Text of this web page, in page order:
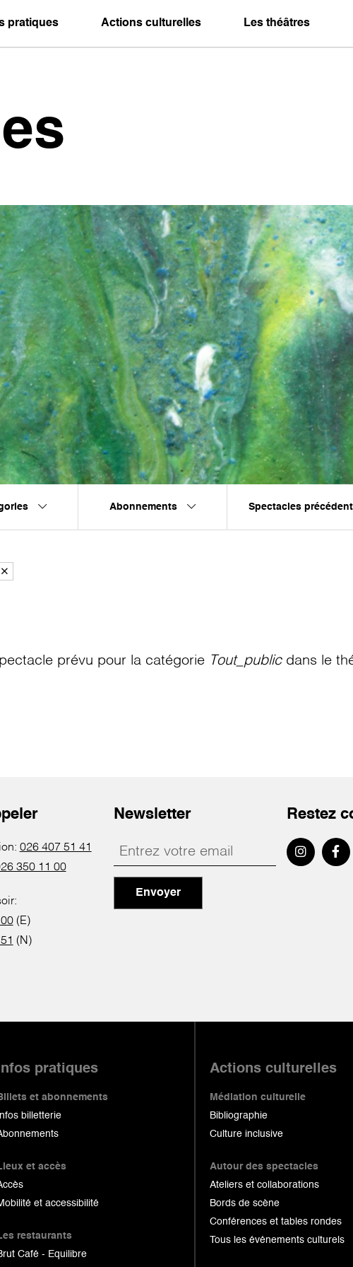
pratiques Actions culturelles Les théâtres
Abonnements Spectacles
prévu pour la catégorie Tout_publicdans le
026 407 51 41
350 11 00
(E)
(N)
Newsletter
Envoyer
Restez
pratiques
et abonnements
Infos billetterie
et accès
et accessibilité
restaurants
Café - Equilibre
Actions culturelles
Médiation culturelle
Bibliographie
Culture inclusive
Autour des spectacles
Ateliers et collaborations
Bords de scène
Conférences et tables rondes
Tous les événements culturels